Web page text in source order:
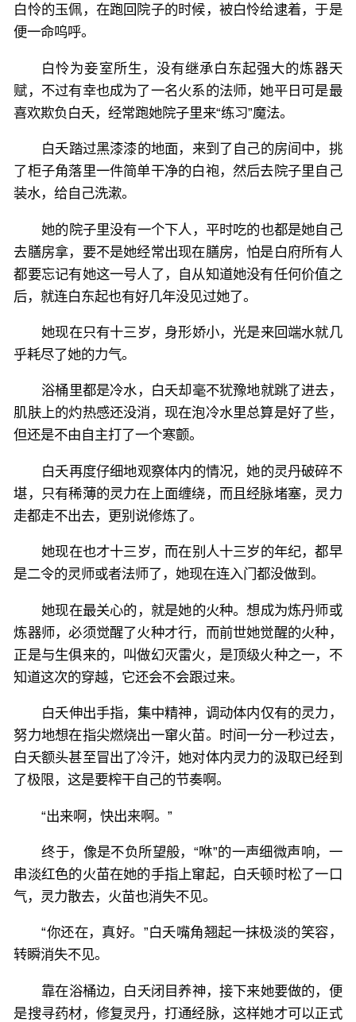
白怜的玉佩，在跑回院子的时候，被白怜给逮着，于是
便一命呜呼。
白怜为妾室所生，没有继承白东起强大的炼器天
赋，不过有幸也成为了一名火系的法师，她平日可是最
喜欢欺负白夭，经常跑她院子里来“练习”魔法。
白夭踏过黑漆漆的地面，来到了自己的房间中，挑
了柜子角落里一件简单干净的白袍，然后去院子里自己
装水，给自己洗漱。
她的院子里没有一个下人，平时吃的也都是她自己
去膳房拿，要不是她经常出现在膳房，怕是白府所有人
都要忘记有她这一号人了，自从知道她没有任何价值之
后，就连白东起也有好几年没见过她了。
她现在只有十三岁，身形娇小，光是来回端水就几
乎耗尽了她的力气。
浴桶里都是冷水，白夭却毫不犹豫地就跳了进去，
肌肤上的灼热感还没消，现在泡冷水里总算是好了些，
但还是不由自主打了一个寒颤。
白夭再度仔细地观察体内的情况，她的灵丹破碎不
堪，只有稀薄的灵力在上面缠绕，而且经脉堵塞，灵力
走都走不出去，更别说修炼了。
她现在也才十三岁，而在别人十三岁的年纪，都早
是二令的灵师或者法师了，她现在连入门都没做到。
她现在最关心的，就是她的火种。想成为炼丹师或
炼器师，必须觉醒了火种才行，而前世她觉醒的火种，
正是与生俱来的，叫做幻灭雷火，是顶级火种之一，不
知道这次的穿越，它还会不会跟过来。
白夭伸出手指，集中精神，调动体内仅有的灵力，
努力地想在指尖燃烧出一窜火苗。时间一分一秒过去，
白夭额头甚至冒出了冷汗，她对体内灵力的汲取已经到
了极限，这是要榨干自己的节奏啊。
“出来啊，快出来啊。”
终于，像是不负所望般，“咻”的一声细微声响，一
串淡红色的火苗在她的手指上窜起，白夭顿时松了一口
气，灵力散去，火苗也消失不见。
“你还在，真好。”白夭嘴角翘起一抹极淡的笑容，
转瞬消失不见。
靠在浴桶边，白夭闭目养神，接下来她要做的，便
是搜寻药材，修复灵丹，打通经脉，这样她才可以正式